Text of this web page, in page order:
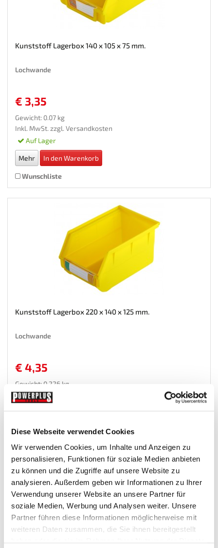
Diese Webseite verwendet Cookies
Wir verwenden Cookies, um Inhalte und Anzeigen zu
personalisieren, Funktionen für soziale Medien anbieten
zu können und die Zugriffe auf unsere Website zu
analysieren. Außerdem geben wir Informationen zu Ihrer
Verwendung unserer Website an unsere Partner für
soziale Medien, Werbung und Analysen weiter. Unsere
Partner führen diese Informationen möglicherweise mit
weiteren Daten zusammen, die Sie ihnen bereitgestellt
Kunststoff Lagerbox 140 x 105 x 75 mm.
Lochwande
€ 3,35
Gewicht: 0.07 kg
Inkl. MwSt. zzgl. Versandkosten
Auf Lager
Mehr In den Warenkorb
Wunschliste
Kunststoff Lagerbox 220 x 140 x 125 mm.
Lochwande
€ 4,35
Gewicht: 0.226 kg
Inkl. MwSt. zzgl.